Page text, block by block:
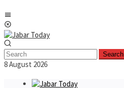
to
content
Search
8 August 2026